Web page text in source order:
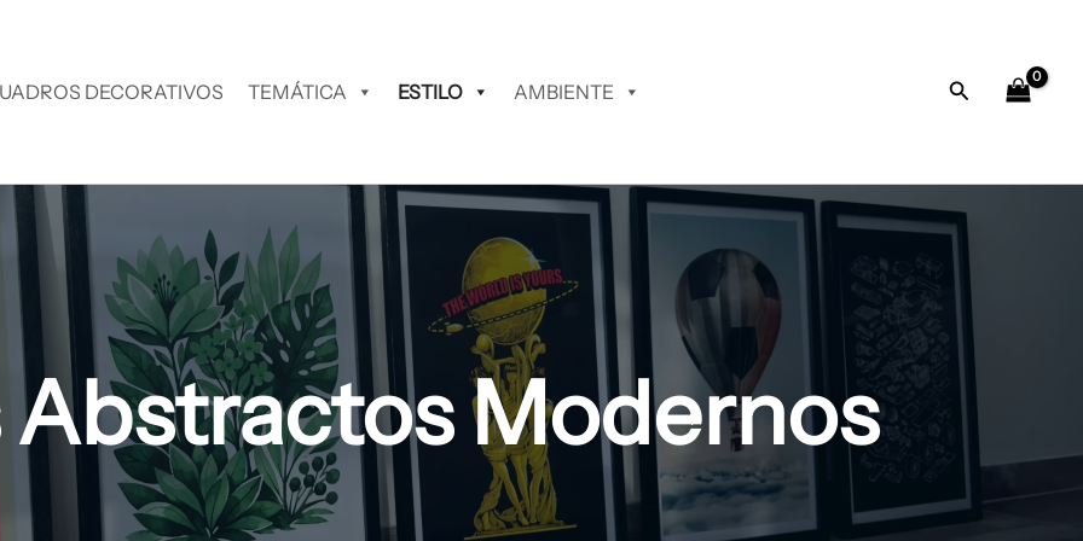
DECORATIVOS TEMÁTICA ESTILO AMBIENTE Buscar
Abstractos Modernos